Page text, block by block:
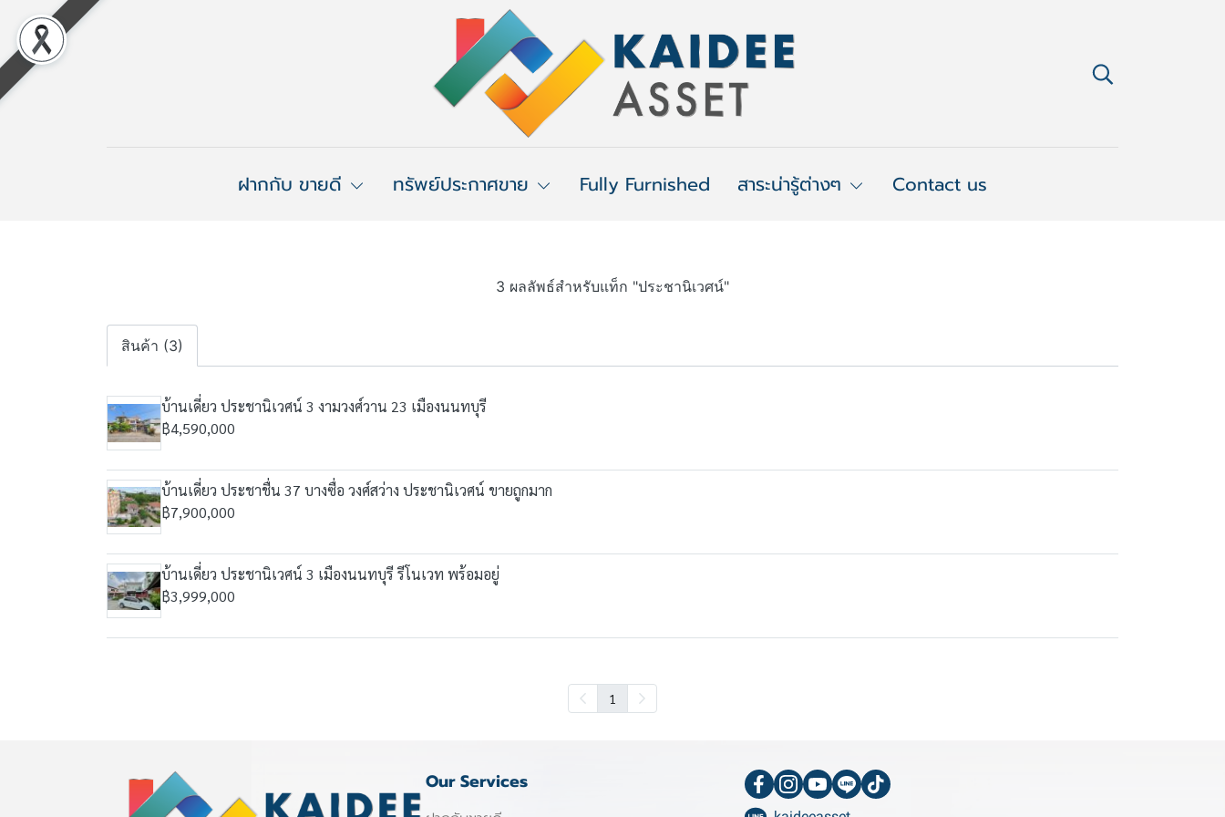
ฝากกับ ขายดี ทรัพย์ประกาศขาย Fully Furnished สาระน่ารู้ต่างๆ Contact us
3 ผลลัพธ์สำหรับแท็ก "ประชานิเวศน์"
สินค้า (3)
บ้านเดี่ยว ประชานิเวศน์ 3 งามวงศ์วาน 23 เมืองนนทบุรี
฿4,590,000
บ้านเดี่ยว ประชาชื่น 37 บางซื่อ วงศ์สว่าง ประชานิเวศน์ ขายถูกมาก
฿7,900,000
บ้านเดี่ยว ประชานิเวศน์ 3 เมืองนนทบุรี รีโนเวท พร้อมอยู่
฿3,999,000
1
Our Services